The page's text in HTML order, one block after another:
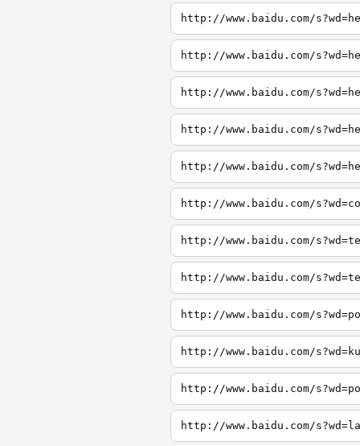
http://www.baidu.com/
http://www.baidu.com/
http://www.baidu.com/
http://www.baidu.com/
http://www.baidu.com/
http://www.baidu.com/
http://www.baidu.com/
http://www.baidu.com/
http://www.baidu.com/
http://www.baidu.com/
http://www.baidu.com/
http://www.baidu.com/